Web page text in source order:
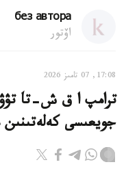
без автора
اۆتور
17:08, 07 تامىز 2026
ترامپ ا ق ش-تا تۋۋ
جويعىسى كەلەتىنىن